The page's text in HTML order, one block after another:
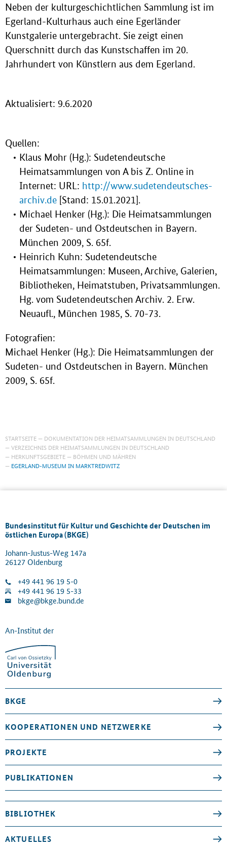
Neben der kulturgeschichtlichen Sammlung ist im
Egerland-Kulturhaus auch eine Egerländer
Kunstgalerie untergebracht. Sie zeigt einen
Querschnitt durch das Kunstschaffen im 20.
Jahrhundert von Künstlern aus dem Egerland.
Aktualisiert: 9.6.2020
Quellen:
Klaus Mohr (Hg.): Sudetendeutsche
Heimatsammlungen von A bis Z. Online in
Internet: URL: http://www.sudetendeutsches-
archiv.de [Stand: 15.01.2021].
Michael Henker (Hg.): Die Heimatsammlungen
der Sudeten- und Ostdeutschen in Bayern.
München 2009, S. 65f.
Heinrich Kuhn: Sudetendeutsche
Heimatsammlungen: Museen, Archive, Galerien,
Bibliotheken, Heimatstuben, Privatsammlungen.
Hg. vom Sudetendeutschen Archiv. 2. Erw.
Neuaufl., München 1985, S. 70-73.
Fotografien:
Michael Henker (Hg.): Die Heimatsammlungen der
Sudeten- und Ostdeutschen in Bayern. München
2009, S. 65f.
STARTSEITE
DOKUMENTATION DER HEIMATSAMMLUNGEN IN DEUTSCHLAND
VERZEICHNIS DER HEIMATSAMMLUNGEN IN DEUTSCHLAND
HERKUNFTSGEBIETE
BÖHMEN UND MÄHREN
EGERLAND-MUSEUM IN MARKTREDWITZ
Bundesinstitut für Kultur und Geschichte der Deutschen im
östlichen Europa (BKGE)
Johann-Justus-Weg 147a
26127 Oldenburg
+49 441 96 19 5-0
+49 441 96 19 5-33
bkge@bkge.bund.de
An-Institut der
BKGE
KOOPERATIONEN UND NETZWERKE
PROJEKTE
PUBLIKATIONEN
BIBLIOTHEK
AKTUELLES